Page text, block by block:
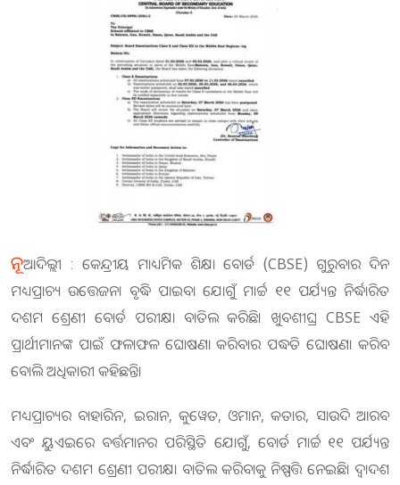
ନୂଆଦିଲ୍ଲୀ : କେନ୍ଦ୍ରୀୟ ମାଧ୍ୟମିକ ଶିକ୍ଷା ବୋର୍ଡ (CBSE) ଗୁରୁବାର ଦିନ
ମଧ୍ୟପ୍ରାଚ୍ୟ ଉତ୍ତେଜନା ବୃଦ୍ଧି ପାଇବା ଯୋଗୁଁ ମାର୍ଚ୍ଚ ୧୧ ପର୍ଯ୍ୟନ୍ତ ନିର୍ଦ୍ଧାରିତ
ଦଶମ ଶ୍ରେଣୀ ବୋର୍ଡ ପରୀକ୍ଷା ବାତିଲ କରିଛି। ଖୁବଶୀଘ୍ର CBSE ଏହି
ପ୍ରାର୍ଥୀମାନଙ୍କ ପାଇଁ ଫଳାଫଳ ଘୋଷଣା କରିବାର ପଦ୍ଧତି ଘୋଷଣା କରିବ
ବୋଲି ଅଧିକାରୀ କହିଛନ୍ତି।
ମଧ୍ୟପ୍ରାଚ୍ୟର ବାହାରିନ, ଇରାନ, କୁୱେତ, ଓମାନ, କତାର, ସାଉଦି ଆରବ
ଏବଂ ୟୁଏଇରେ ବର୍ତ୍ତମାନର ପରିସ୍ଥିତି ଯୋଗୁଁ, ବୋର୍ଡ ମାର୍ଚ୍ଚ ୧୧ ପର୍ଯ୍ୟନ୍ତ
ନିର୍ଦ୍ଧାରିତ ଦଶମ ଶ୍ରେଣୀ ପରୀକ୍ଷା ବାତିଲ କରିବାକୁ ନିଷ୍ପତ୍ତି ନେଇଛି। ଦ୍ୱାଦଶ